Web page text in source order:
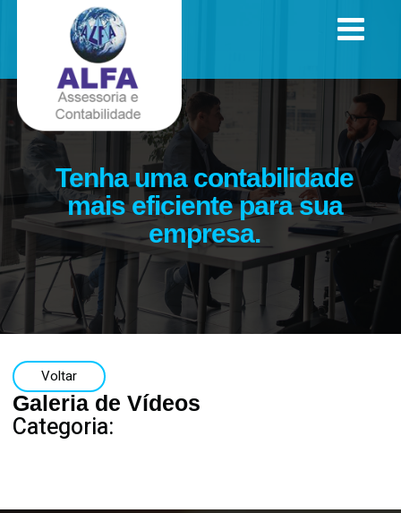
Tenha uma contabilidade
mais eficiente para sua
empresa.
Voltar
Galeria de Vídeos
Categoria: